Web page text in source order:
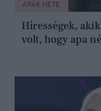
APÁK HETE
Hírességek,
volt, hogy apa